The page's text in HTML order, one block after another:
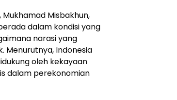
Mukhamad Misbakhun,
dalam kondisi yang
narasi yang
Menurutnya, Indonesia
oleh kekayaan
dalam perekonomian